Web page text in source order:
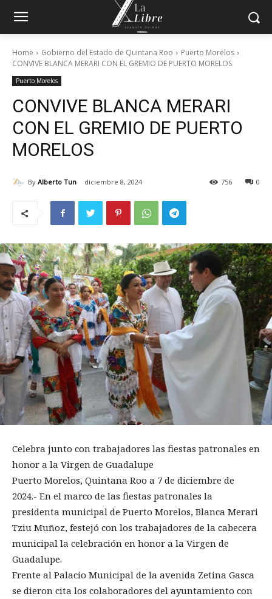
Home Gobierno del Estado de Quintana Roo
Puerto Morelos
CONVIVE BLANCA MERARI CON EL GREMIO DE PUERTO MORELOS
Puerto Morelos
CONVIVE BLANCA MERARI
CON EL GREMIO DE PUERTO
MORELOS
By Alberto Tun diciembre 8, 2024 0
756
Celebra junto con trabajadores las fiestas patronales en
honor a la Virgen de Guadalupe
Puerto Morelos, Quintana Roo a 7 de diciembre de
2024.- En el marco de las fiestas patronales la
presidenta municipal de Puerto Morelos, Blanca Merari
Tziu Muñoz, festejó con los trabajadores de la cabecera
municipal la celebración en honor a la Virgen de
Guadalupe.
Frente al Palacio Municipal de la avenida Zetina Gasca
se dieron cita los colaboradores del ayuntamiento con